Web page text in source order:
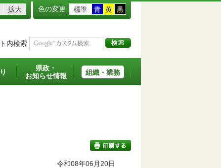
拡大 色の変更 標準 青 黄 黒
内検索
県政・
お知らせ情報
組織・業務
令和08年06月20日